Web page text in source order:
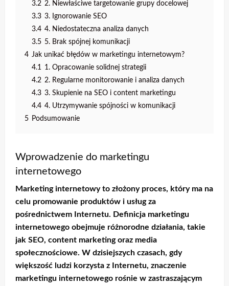
3.2 2. Niewłaściwe targetowanie grupy docelowej
3.3 3. Ignorowanie SEO
3.4 4. Niedostateczna analiza danych
3.5 5. Brak spójnej komunikacji
4 Jak unikać błędów w marketingu internetowym?
4.1
1. Opracowanie solidnej strategii
4.2 2. Regularne monitorowanie i analiza danych
4.3 3. Skupienie na SEO i content marketingu
4.4 4. Utrzymywanie spójności w komunikacji
5 Podsumowanie
Wprowadzenie do marketingu
internetowego
Marketing internetowy to złożony proces, który ma na
celu promowanie produktów i usług za
pośrednictwem Internetu. Definicja marketingu
internetowego obejmuje różnorodne działania, takie
jak SEO, content marketing oraz media
społecznościowe. W dzisiejszych czasach, gdy
większość ludzi korzysta z Internetu, znaczenie
marketingu internetowego rośnie w zastraszającym